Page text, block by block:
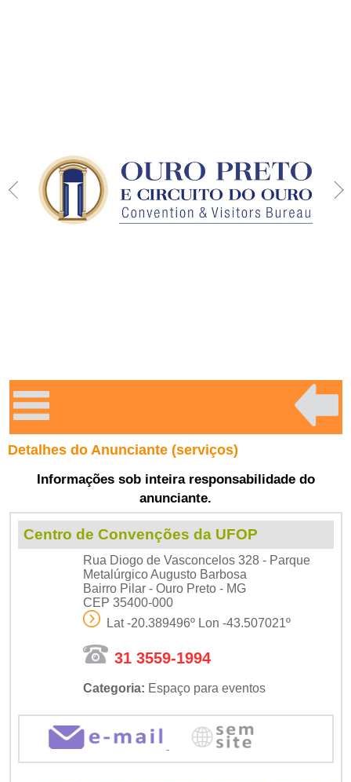
Detalhes do Anunciante (serviços)
Informações sob inteira responsabilidade do
anunciante.
Centro de Convenções da UFOP
Rua Diogo de Vasconcelos 328 - Parque
Metalúrgico Augusto Barbosa
Bairro Pilar - Ouro Preto - MG
CEP 35400-000
Lat -20.389496º Lon -43.507021º
31 3559-1994
Categoria: Espaço para eventos